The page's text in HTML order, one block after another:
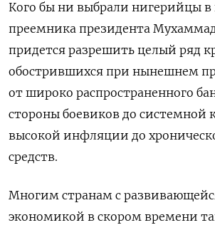
Кого бы ни выбрали нигерийцы в
преемника президента
придется разрешить целый ряд
обострившихся при нынешнем
от широко распространенного
стороны боевиков до системной
высокой инфляции до
средств.
Многим странам с
экономикой в скором времени